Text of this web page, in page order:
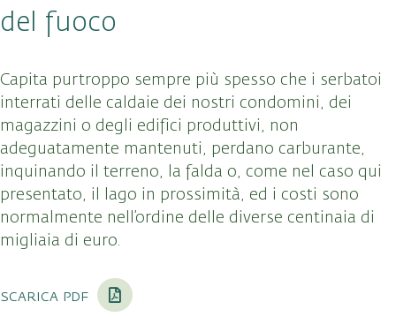
del fuoco
Capita purtroppo sempre più spesso che i serbatoi
interrati delle caldaie dei nostri condomini, dei
magazzini o degli edifici produttivi, non
adeguatamente mantenuti, perdano carburante,
inquinando il terreno, la falda o, come nel caso qui
presentato, il lago in prossimità, ed i costi sono
normalmente nell’ordine delle diverse centinaia di
migliaia di euro.
scarica pdf